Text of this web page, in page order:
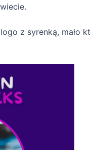
z syrenką, mało